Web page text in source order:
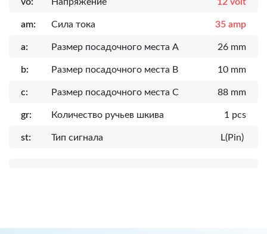
am: Сила тока 35 amp
a: Размер посадочного места A 26 mm
b: Размер посадочного места B 10 mm
c: Размер посадочного места C 88 mm
gr: Количество ручьев шкива 1 pcs
st: Тип сигнала L(Pin)